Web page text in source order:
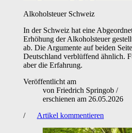
Alkoholsteuer Schweiz
In der Schweiz hat eine
Erhöhung der Alkoholsteuer
ab. Die Argumente auf beiden
Deutschland verblüffend ähnlich.
aber die Erfahrung.
Veröffentlicht am
von Friedrich Springob /
erschienen am 26.05.2026
/
Artikel kommentieren